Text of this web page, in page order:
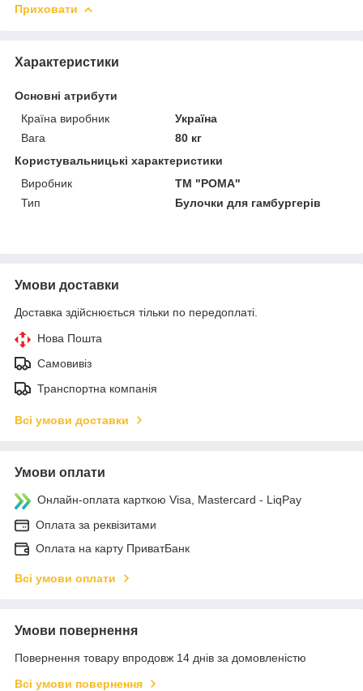
Приховати
Характеристики
Основні атрибути
Країна виробник
Україна
Вага
80 кг
Користувальницькі характеристики
Виробник
ТМ "РОМА"
Тип
Булочки для гамбургерів
Умови доставки
Доставка здійснюється тільки по передоплаті.
Нова Пошта
Самовивіз
Транспортна компанія
Всі умови доставки
Умови оплати
Онлайн-оплата карткою Visa, Mastercard - LiqPay
Оплата за реквізитами
Оплата на карту ПриватБанк
Всі умови оплати
Умови повернення
Повернення товару впродовж 14 днів за домовленістю
Всі умови повернення